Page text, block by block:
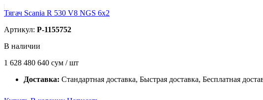
Тягач Scania R 530 V8 NGS 6x2
Артикул: P-1155752
В наличии
1 628 480 640 сум / шт
Доставка: Стандартная доставка, Быстрая доставка, Бесплатная